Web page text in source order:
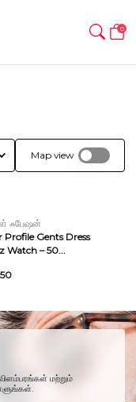
0
Map view
ஃபேஷன்
Profile Gents Dress
Watch – 50...
மற்றும்